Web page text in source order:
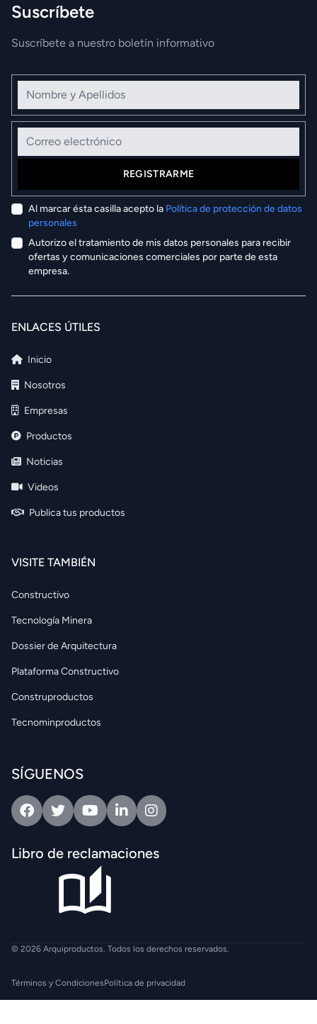
Suscríbete
Suscríbete a nuestro boletín informativo
Nombre y Apellidos
Correo electrónico
REGISTRARME
Al marcar ésta casilla acepto la Política de protección de datos
personales
Autorizo el tratamiento de mis datos personales para recibir
ofertas y comunicaciones comerciales por parte de esta
empresa.
ENLACES ÚTILES
Inicio
Nosotros
Empresas
Productos
Noticias
Videos
Publica tus productos
VISITE TAMBIÉN
Constructivo
Tecnología Minera
Dossier de Arquitectura
Plataforma Constructivo
Construproductos
Tecnominproductos
SÍGUENOS
FacebookTwitterYoutubeLinkedinIntagram
Libro de reclamaciones
© 2026 Arquiproductos. Todos los derechos reservados.
Términos y CondicionesPolítica de privacidad